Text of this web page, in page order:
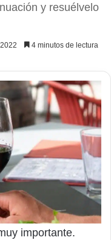
y resuélvelo
4 minutos de lectura
importante.